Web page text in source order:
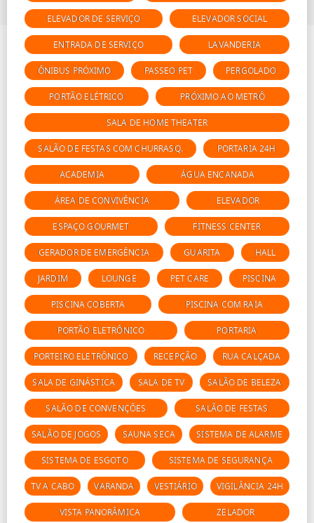
ELEVADOR DE SERVIÇO ELEVADOR SOCIAL
ENTRADA DE SERVIÇO LAVANDERIA
ÔNIBUS PRÓXIMO PASSEO PET PERGOLADO
PORTÃO ELÉTRICO PRÓXIMO AO METRÔ
SALA DE HOME THEATER
SALÃO DE FESTAS COM CHURRASQ. PORTARIA 24H
ACADEMIA ÁGUA ENCANADA
ÁREA DE CONVIVÊNCIA ELEVADOR
ESPAÇO GOURMET FITNESS CENTER
GERADOR DE EMERGÊNCIA GUARITA HALL
JARDIM LOUNGE PET CARE PISCINA
PISCINA COBERTA PISCINA COM RAIA
PORTÃO ELETRÔNICO PORTARIA
PORTEIRO ELETRÔNICO RECEPÇÃO RUA CALÇADA
SALA DE GINÁSTICA SALA DE TV SALÃO DE BELEZA
SALÃO DE CONVENÇÕES SALÃO DE FESTAS
SALÃO DE JOGOS SAUNA SECA SISTEMA DE ALARME
SISTEMA DE ESGOTO SISTEMA DE SEGURANÇA
TV A CABO VARANDA VESTIÁRIO VIGILÂNCIA 24H
VISTA PANORÂMICA ZELADOR